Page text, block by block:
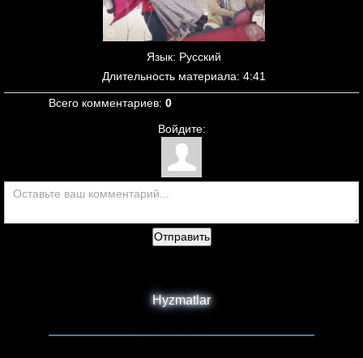
Язык: Русский
Длительность материала: 4:41
Всего комментариев: 0
Войдите:
Отправить
Hyzmatlar